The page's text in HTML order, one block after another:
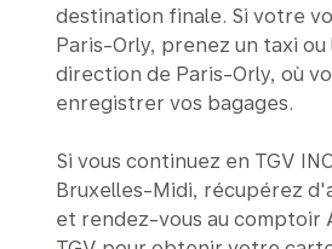
destination finale. Si votre
Paris-Orly, prenez un taxi
direction de Paris-Orly, où
enregistrer vos bagages.
Si vous continuez en TGV
Bruxelles-Midi, récupérez
et rendez-vous au comptoir